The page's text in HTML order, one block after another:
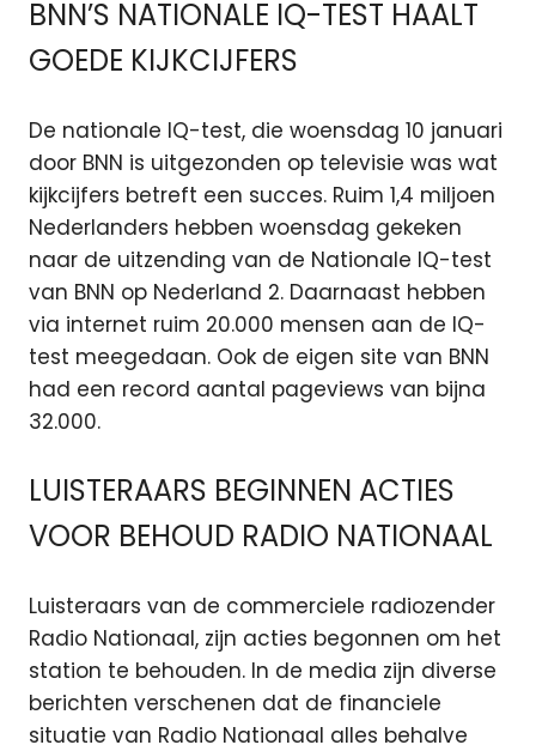
BNN’S NATIONALE IQ-TEST HAALT
GOEDE KIJKCIJFERS
De nationale IQ-test, die woensdag 10 januari
door BNN is uitgezonden op televisie was wat
kijkcijfers betreft een succes. Ruim 1,4 miljoen
Nederlanders hebben woensdag gekeken
naar de uitzending van de Nationale IQ-test
van BNN op Nederland 2. Daarnaast hebben
via internet ruim 20.000 mensen aan de IQ-
test meegedaan. Ook de eigen site van BNN
had een record aantal pageviews van bijna
32.000.
LUISTERAARS BEGINNEN ACTIES
VOOR BEHOUD RADIO NATIONAAL
Luisteraars van de commerciele radiozender
Radio Nationaal, zijn acties begonnen om het
station te behouden. In de media zijn diverse
berichten verschenen dat de financiele
situatie van Radio Nationaal alles behalve